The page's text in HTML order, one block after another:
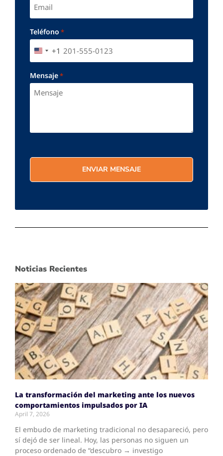
Teléfono *
UNITED STATES +1
+1
Mensaje*
Noticias Recientes
La transformación del marketing ante los nuevos
comportamientos impulsados por IA
April 7, 2026
El embudo de marketing tradicional no desapareció, pero
sí dejó de ser lineal. Hoy, las personas no siguen un
proceso ordenado de “descubro → investigo